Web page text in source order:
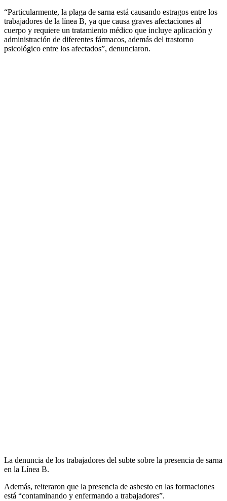
“Particularmente, la plaga de sarna está causando estragos entre los
trabajadores de la línea B, ya que causa graves afectaciones al
cuerpo y requiere un tratamiento médico que incluye aplicación y
administración de diferentes fármacos, además del trastorno
psicológico entre los afectados”, denunciaron.
La denuncia de los trabajadores del subte sobre la presencia de sarna
en la Línea B.
Además, reiteraron que la presencia de asbesto en las formaciones
está “contaminando y enfermando a trabajadores”.